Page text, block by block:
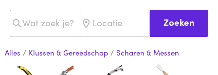
Zoeken
Alles / Klussen & Gereedschap / Scharen & Messen